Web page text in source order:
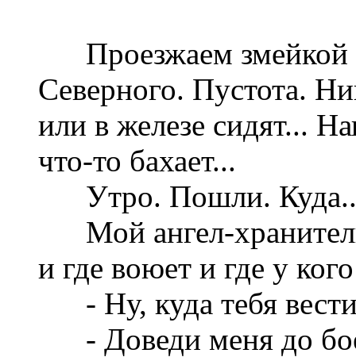
Проезжаем змейкой
Северного. Пустота.
или в железе сидят...
что-то бахает...
Утро. Пошли. Куда...
Мой ангел-хранитель
и где воюет и где у
- Ну, куда тебя
- Доведи меня до